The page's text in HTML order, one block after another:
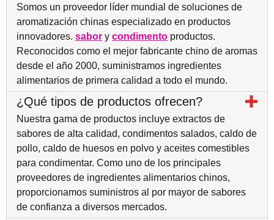
Somos un proveedor líder mundial de soluciones de
aromatización chinas especializado en productos
innovadores. sabor y condimento productos.
Reconocidos como el mejor fabricante chino de aromas
desde el año 2000, suministramos ingredientes
alimentarios de primera calidad a todo el mundo.
¿Qué tipos de productos ofrecen?
Nuestra gama de productos incluye extractos de
sabores de alta calidad, condimentos salados, caldo de
pollo, caldo de huesos en polvo y aceites comestibles
para condimentar. Como uno de los principales
proveedores de ingredientes alimentarios chinos,
proporcionamos suministros al por mayor de sabores
de confianza a diversos mercados.